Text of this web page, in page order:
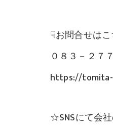
☟お問合せは
０８３－２７
https://tomita-
☆SNSにて会